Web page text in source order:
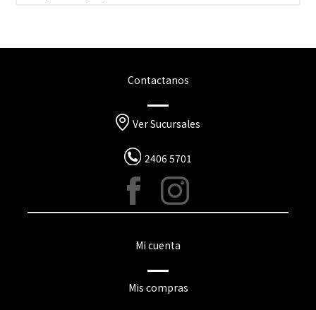
Contactanos
Ver Sucursales
2406 5701
Mi cuenta
Mis compras